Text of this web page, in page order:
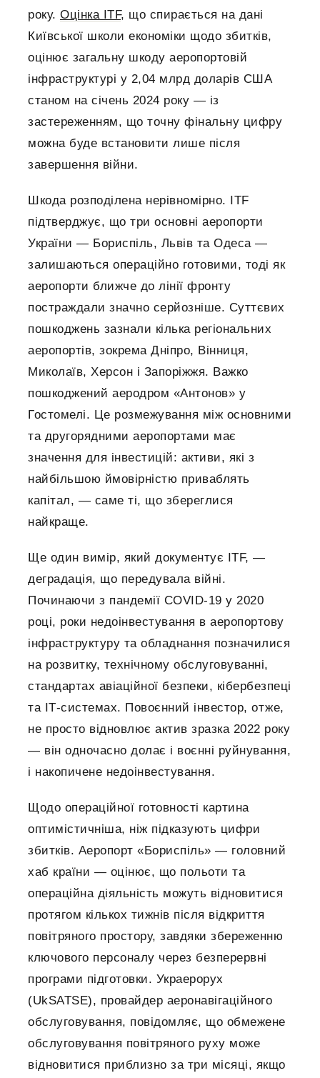
року. Оцінка ITF, що спирається на дані
Київської школи економіки щодо збитків,
оцінює загальну шкоду аеропортовій
інфраструктурі у 2,04 млрд доларів США
станом на січень 2024 року — із
застереженням, що точну фінальну цифру
можна буде встановити лише після
завершення війни.
Шкода розподілена нерівномірно. ITF
підтверджує, що три основні аеропорти
України — Бориспіль, Львів та Одеса —
залишаються операційно готовими, тоді як
аеропорти ближче до лінії фронту
постраждали значно серйозніше. Суттєвих
пошкоджень зазнали кілька регіональних
аеропортів, зокрема Дніпро, Вінниця,
Миколаїв, Херсон і Запоріжжя. Важко
пошкоджений аеродром «Антонов» у
Гостомелі. Це розмежування між основними
та другорядними аеропортами має
значення для інвестицій: активи, які з
найбільшою ймовірністю приваблять
капітал, — саме ті, що збереглися
найкраще.
Ще один вимір, який документує ITF, —
деградація, що передувала війні.
Починаючи з пандемії COVID-19 у 2020
році, роки недоінвестування в аеропортову
інфраструктуру та обладнання позначилися
на розвитку, технічному обслуговуванні,
стандартах авіаційної безпеки, кібербезпеці
та ІТ-системах. Повоєнний інвестор, отже,
не просто відновлює актив зразка 2022 року
— він одночасно долає і воєнні руйнування,
і накопичене недоінвестування.
Щодо операційної готовності картина
оптимістичніша, ніж підказують цифри
збитків. Аеропорт «Бориспіль» — головний
хаб країни — оцінює, що польоти та
операційна діяльність можуть відновитися
протягом кількох тижнів після відкриття
повітряного простору, завдяки збереженню
ключового персоналу через безперервні
програми підготовки. Украерорух
(UkSATSE), провайдер аеронавігаційного
обслуговування, повідомляє, що обмежене
обслуговування повітряного руху може
відновитися приблизно за три місяці, якщо